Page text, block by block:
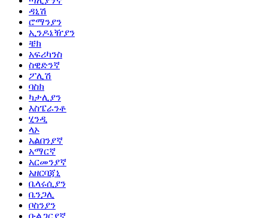
ዳኒሽ
ሮማንያን
ኢንዶኔዥያን
ቼክ
አፍሪካንስ
ስዊድንኛ
ፖሊሽ
ባስክ
ካታሊያን
እስፔራንቶ
ሂንዲ
ላኦ
አልበንያኛ
አማርኛ
አርመንያኛ
አዘርባጃኒ
ቤላሩሲያን
ቤንጋሊ
ቦስንያን